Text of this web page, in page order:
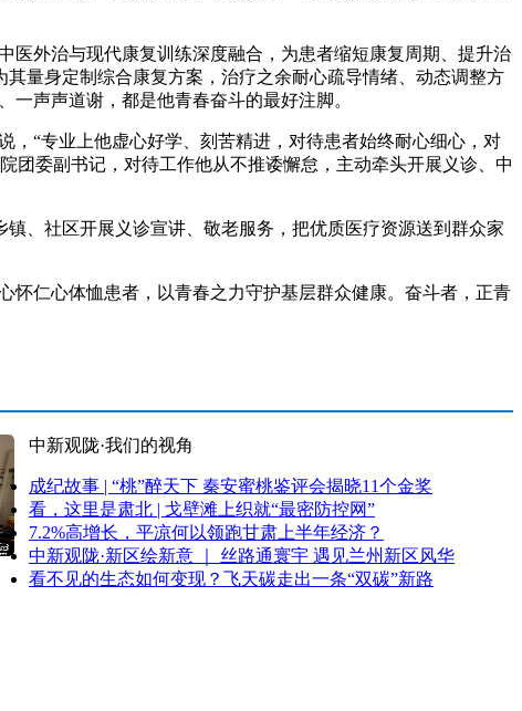
外治与现代康复训练深度融合，为患者缩短康复周期、提升治
量身定制综合康复方案，治疗之余耐心疏导情绪、动态调整方
声声道谢，都是他青春奋斗的最好注脚。
“专业上他虚心好学、刻苦精进，对待患者始终耐心细心，对
团委副书记，对待工作他从不推诿懈怠，主动牵头开展义诊、中
、社区开展义诊宣讲、敬老服务，把优质医疗资源送到群众家
仁心体恤患者，以青春之力守护基层群众健康。奋斗者，正青
中新观陇·我们的视角
成纪故事 | “桃”醉天下 秦安蜜桃鉴评会揭晓11个金奖
看，这里是肃北 | 戈壁滩上织就“最密防控网”
7.2%高增长，平凉何以领跑甘肃上半年经济？
中新观陇·新区绘新意 ｜ 丝路通寰宇 遇见兰州新区风华
看不见的生态如何变现？飞天碳走出一条“双碳”新路